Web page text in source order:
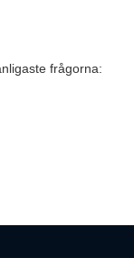
frågorna: